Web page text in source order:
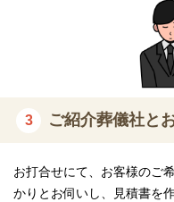
3 ご紹介葬儀社と
お打合せにて、お客様のご
かりとお伺いし、見積書を作